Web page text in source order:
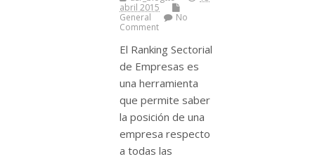
abril 2015
General
No
Comment
El Ranking Sectorial
de Empresas es
una herramienta
que permite saber
la posición de una
empresa respecto
a todas las